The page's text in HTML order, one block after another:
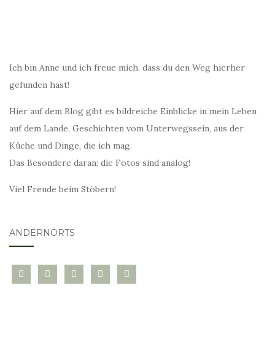
Ich bin Anne und ich freue mich, dass du den Weg hierher
gefunden hast!
Hier auf dem Blog gibt es bildreiche Einblicke in mein Leben
auf dem Lande, Geschichten vom Unterwegssein, aus der
Küche und Dinge, die ich mag.
Das Besondere daran: die Fotos sind analog!
Viel Freude beim Stöbern!
ANDERNORTS
bloglovininstagramtwitter pinterest
mail